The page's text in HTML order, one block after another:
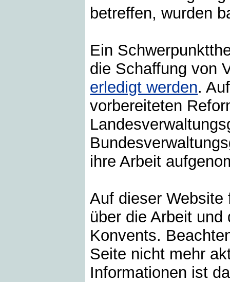
betreffen, wurden
Ein
die Schaffung von
erledigt werden.
vorbereiteten
ihre Arbeit
Auf dieser
über die Arbeit
Konvents.
Seite nicht mehr
Informationen ist